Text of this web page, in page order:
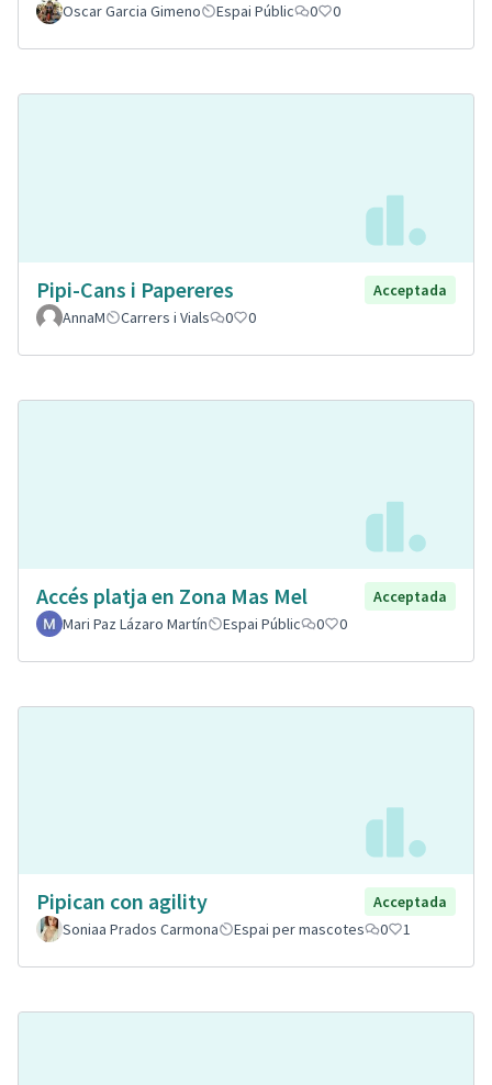
Oscar Garcia Gimeno
Espai Públic 0 0
Pipi-Cans i Papereres
Acceptada
AnnaM
Carrers i Vials 0 0
Accés platja en Zona Mas Mel
Acceptada
Mari Paz Lázaro Martín
Espai Públic 0 0
Pipican con agility
Acceptada
Soniaa Prados Carmona
Espai per mascotes 0 1